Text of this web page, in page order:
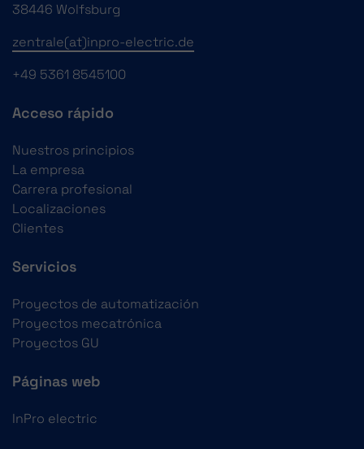
38446 Wolfsburg
zentrale(at)inpro-electric.de
+49 5361 8545100
Acceso rápido
Nuestros principios
La empresa
Carrera profesional
Localizaciones
Clientes
Servicios
Proyectos de automatización
Proyectos mecatrónica
Proyectos GU
Páginas web
InPro electric